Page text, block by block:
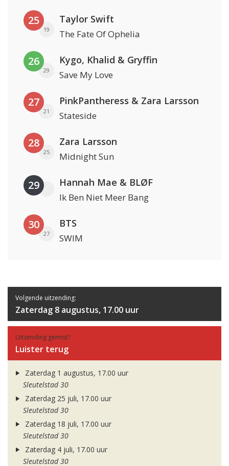
25
19
Taylor Swift
The Fate Of Ophelia
26
29
Kygo, Khalid & Gryffin
Save My Love
27
21
PinkPantheress & Zara Larsson
Stateside
28
25
Zara Larsson
Midnight Sun
29 Hannah Mae & BLØF
Ik Ben Niet Meer Bang
30
27
BTS
SWIM
Volgende uitzending:
Zaterdag 8 augustus, 17.00 uur
Uitzending gemist?
Luister terug
Zaterdag 1 augustus, 17.00 uur
Sleutelstad 30
Zaterdag 25 juli, 17.00 uur
Sleutelstad 30
Zaterdag 18 juli, 17.00 uur
Sleutelstad 30
Zaterdag 4 juli, 17.00 uur
Sleutelstad 30